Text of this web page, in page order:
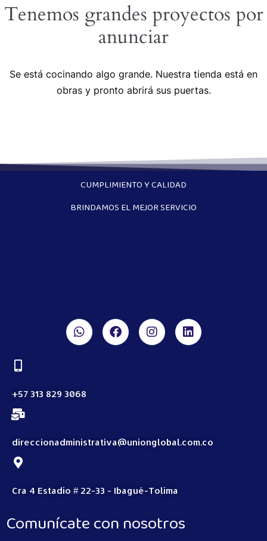
Tenemos grandes proyectos por
anunciar
Se está cocinando algo grande. Nuestra tienda está en
obras y pronto abrirá sus puertas.
CUMPLIMIENTO Y CALIDAD
BRINDAMOS EL MEJOR SERVICIO
+57 313 829 3068
direccionadministrativa@unionglobal.com.co
Cra 4 Estadio # 22-33 - Ibagué-Tolima
Comunícate con nosotros